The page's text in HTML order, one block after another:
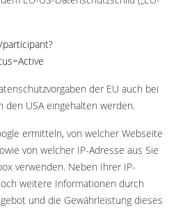
der EU auch bei
den USA eingehalten werden.
ermitteln, von welcher Webseite
von welcher IP-Adresse aus Sie
verwenden. Neben Ihrer IP-
weitere Informationen durch
und die Gewährleistung dieses